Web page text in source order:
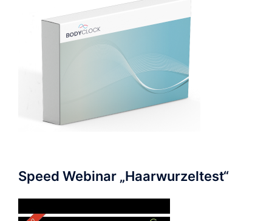
Speed Webinar „Haarwurzeltest“